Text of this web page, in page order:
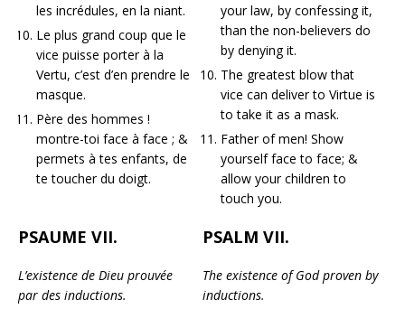
les incrédules, en la niant.
Le plus grand coup que le
vice puisse porter à la
Vertu, c’est d’en prendre le
masque.
Père des hommes !
montre-toi face à face ; &
permets à tes enfants, de
te toucher du doigt.
your law, by confessing it,
than the non-believers do
by denying it.
The greatest blow that
vice can deliver to Virtue is
to take it as a mask.
Father of men! Show
yourself face to face; &
allow your children to
touch you.
PSAUME VII.
L’existence de Dieu prouvée
par des inductions.
PSALM VII.
The existence of God proven by
inductions.